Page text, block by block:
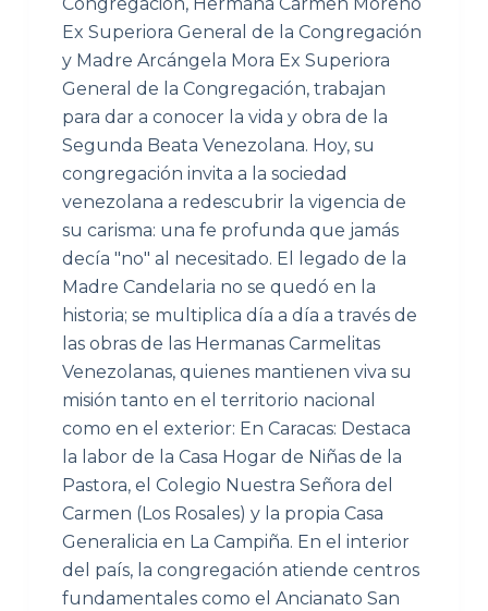
Ex Superiora General de la Congregación
y Madre Arcángela Mora Ex Superiora
General de la Congregación, trabajan
para dar a conocer la vida y obra de la
Segunda Beata Venezolana. Hoy, su
congregación invita a la sociedad
venezolana a redescubrir la vigencia de
su carisma: una fe profunda que jamás
decía "no" al necesitado. El legado de la
Madre Candelaria no se quedó en la
historia; se multiplica día a día a través de
las obras de las Hermanas Carmelitas
Venezolanas, quienes mantienen viva su
misión tanto en el territorio nacional
como en el exterior: En Caracas: Destaca
la labor de la Casa Hogar de Niñas de la
Pastora, el Colegio Nuestra Señora del
Carmen (Los Rosales) y la propia Casa
Generalicia en La Campiña. En el interior
del país, la congregación atiende centros
fundamentales como el Ancianato San